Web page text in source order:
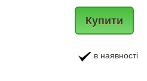
Купити
в наявності